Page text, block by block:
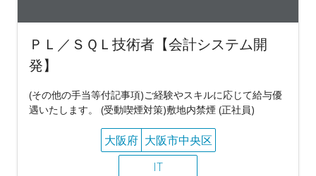
ＰＬ／ＳＱＬ技術者【会計システム開
発】
(その他の手当等付記事項)ご経験やスキルに応じて給与優
遇いたします。 (受動喫煙対策)敷地内禁煙 (正社員)
大阪府 大阪市中央区
IT